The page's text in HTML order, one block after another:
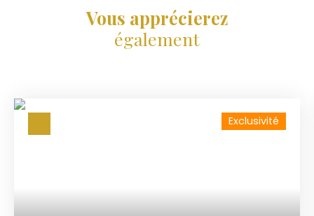
Vous apprécierez
également
Exclusivité